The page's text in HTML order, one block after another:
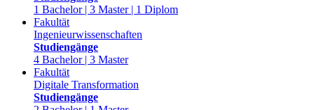
1 Bachelor | 3 Master | 1 Diplom
Fakultät
Ingenieurwissenschaften
Studiengänge
4 Bachelor | 3 Master
Fakultät
Digitale Transformation
Studiengänge